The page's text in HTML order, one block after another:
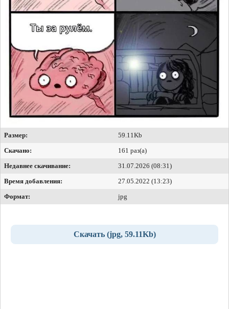
Размер:
59.11Kb
Скачано:
161 раз(а)
Недавнее скачивание:
31.07.2026 (08:31)
Время добавления:
27.05.2022 (13:23)
Формат:
jpg
Скачать (jpg, 59.11Kb)